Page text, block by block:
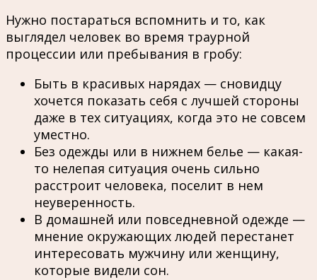
Нужно постараться вспомнить и то, как
выглядел человек во время траурной
процессии или пребывания в гробу:
Быть в красивых нарядах — сновидцу
хочется показать себя с лучшей стороны
даже в тех ситуациях, когда это не совсем
уместно.
Без одежды или в нижнем белье — какая-
то нелепая ситуация очень сильно
расстроит человека, поселит в нем
неуверенность.
В домашней или повседневной одежде —
мнение окружающих людей перестанет
интересовать мужчину или женщину,
которые видели сон.